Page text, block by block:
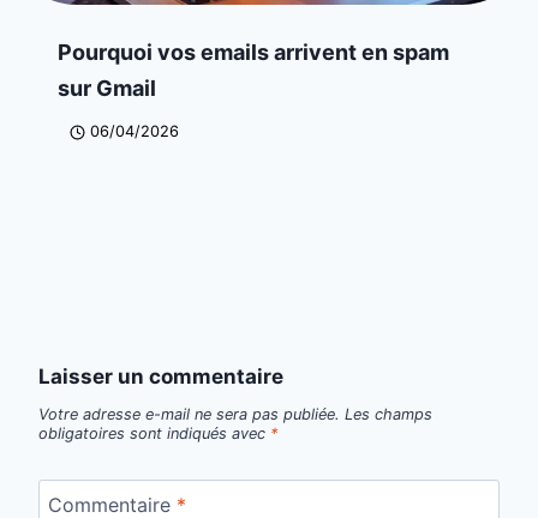
Pourquoi vos emails arrivent en spam
sur Gmail
06/04/2026
Laisser un commentaire
Votre adresse e-mail ne sera pas publiée. Les champs
obligatoires sont indiqués avec *
Commentaire *